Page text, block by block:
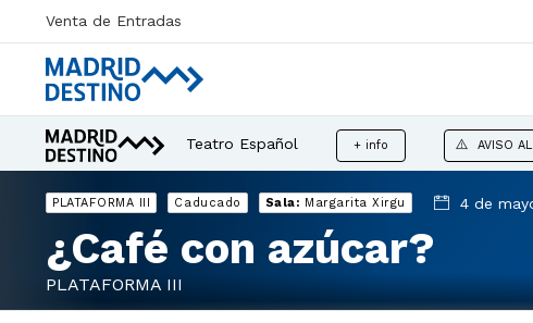
Venta de Entradas
Teatro Español + info AVISO
PLATAFORMA III Caducado Sala: Margarita Xirgu 4 de
¿Café con azúcar?
PLATAFORMA III